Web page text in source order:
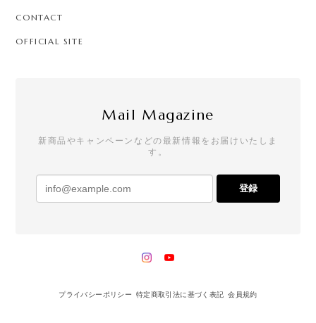
CONTACT
OFFICIAL SITE
Mail Magazine
新商品やキャンペーンなどの最新情報をお届けいたしま
す。
登録
プライバシーポリシー 特定商取引法に基づく表記 会員規約